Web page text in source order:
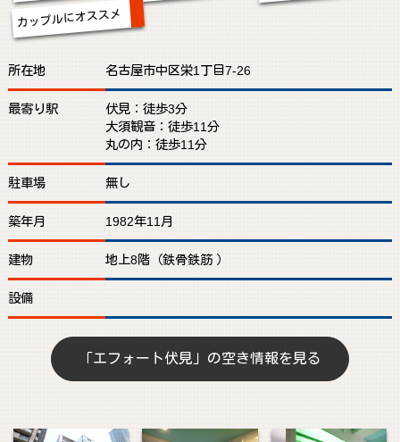
カップルにオススメ
所在地 名古屋市中区栄1丁目7-26
最寄り駅
伏見：徒歩3分
大須観音：徒歩11分
丸の内：徒歩11分
駐車場 無し
築年月 1982年11月
建物 地上8階（鉄骨鉄筋 ）
設備
「エフォート伏見」の空き情報を見る